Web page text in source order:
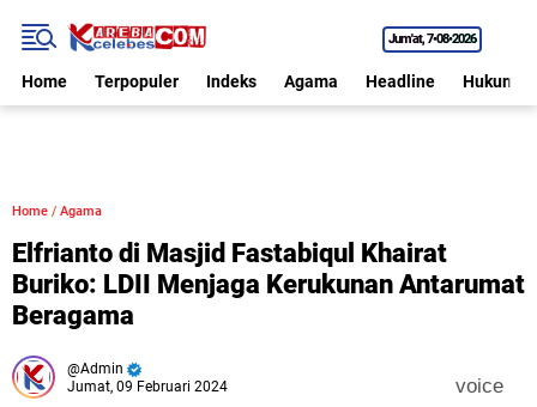
Jum'at 7•08•2026
Home Terpopuler Indeks Agama Headline Hukum
Home / Agama
Elfrianto di Masjid Fastabiqul Khairat
Buriko: LDII Menjaga Kerukunan Antarumat
Beragama
Admin
Jumat, 09 Februari 2024
voice